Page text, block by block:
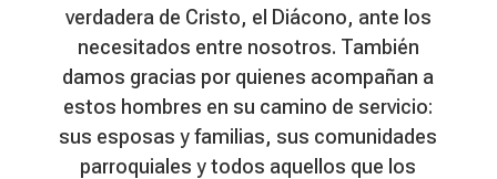
verdadera de Cristo, el Diácono, ante los
necesitados entre nosotros. También
damos gracias por quienes acompañan a
estos hombres en su camino de servicio:
sus esposas y familias, sus comunidades
parroquiales y todos aquellos que los